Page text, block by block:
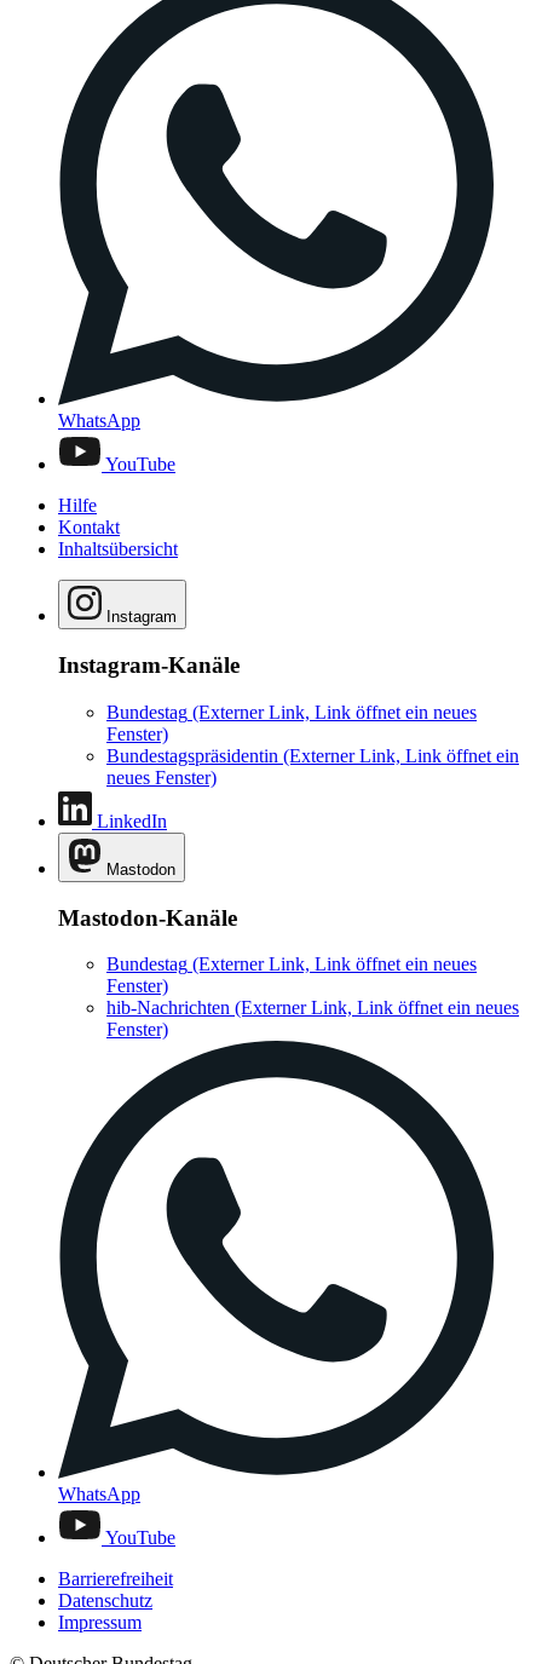
WhatsApp
YouTube
Hilfe
Kontakt
Inhaltsübersicht
Instagram
Instagram-Kanäle
Bundestag (Externer Link, Link öffnet ein neues
Fenster)
Bundestagspräsidentin (Externer Link, Link öffnet ein
neues Fenster)
LinkedIn
Mastodon
Mastodon-Kanäle
Bundestag (Externer Link, Link öffnet ein neues
Fenster)
hib-Nachrichten (Externer Link, Link öffnet ein neues
Fenster)
WhatsApp
YouTube
Barrierefreiheit
Datenschutz
Impressum